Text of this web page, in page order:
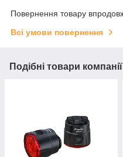
Повернення товару
Всі умови повернення
Подібні товари компанії